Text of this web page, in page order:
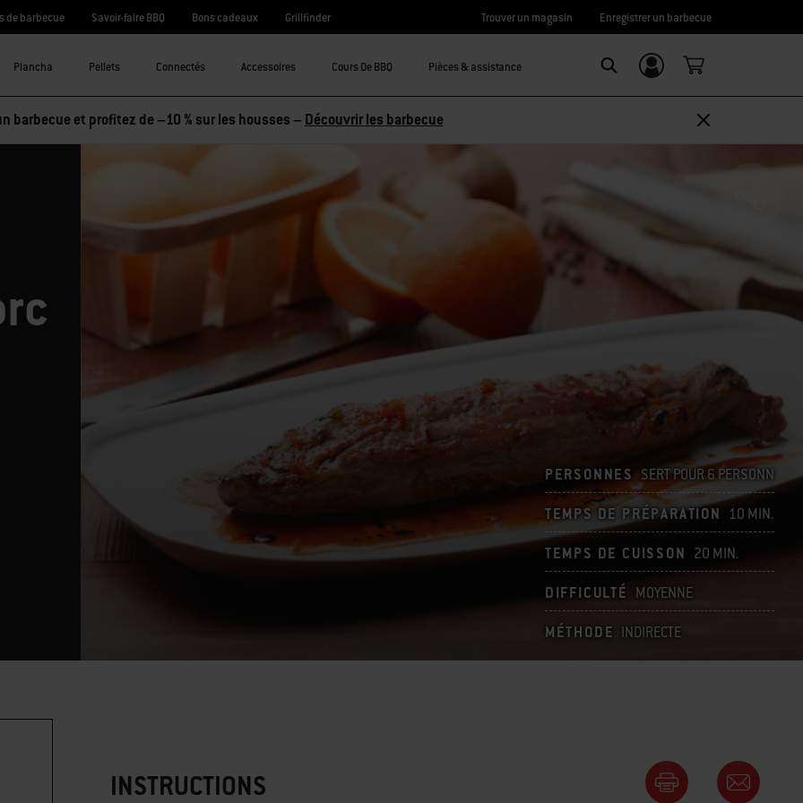
de barbecue Savoir-faire BBQ Bons cadeaux Grillfinder Trouver un magasin Enregistrer un barbecue
Plancha Pellets Connectés Accessoires Cours De BBQ Pièces & assistance
Se connecter/
S’inscrire
barbecue et profitez de –10 % sur les housses – Découvrir les barbecue
PERSONNES SERT POUR 6 PERSONN
TEMPS DE PRÉPARATION 10 MIN.
TEMPS DE CUISSON 20 MIN.
DIFFICULTÉ MOYENNE
MÉTHODE INDIRECTE
INSTRUCTIONS